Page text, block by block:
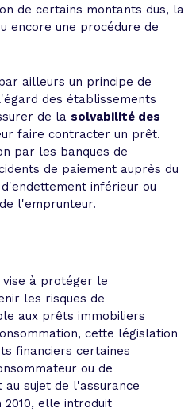
de certains montants dus, la
encore une procédure de
ailleurs un principe de
des établissements
de la solvabilité des
faire contracter un prêt.
par les banques de
de paiement auprès du
inférieur ou
l'emprunteur.
vise à protéger le
les risques de
aux prêts immobiliers
cette législation
financiers certaines
ou de
sujet de l'assurance
elle introduit